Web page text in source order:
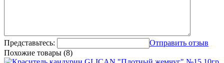
Представьтесь:
Отправить отзыв
Похожие товары (8)